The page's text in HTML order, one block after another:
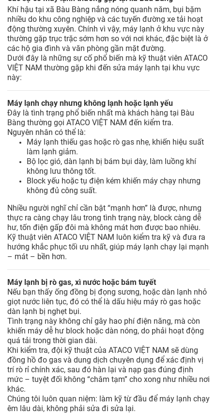
Khí hậu tại xã Bàu Bàng nắng nóng quanh năm, bụi bặm
nhiều do khu công nghiệp và các tuyến đường xe tải hoạt
động thường xuyên. Chính vì vậy, máy lạnh ở khu vực này
thường gặp trục trặc sớm hơn so với nơi khác, đặc biệt là ở
các hộ gia đình và văn phòng gần mặt đường.
Dưới đây là những sự cố phổ biến mà kỹ thuật viên ATACO
VIỆT NAM thường gặp khi đến sửa máy lạnh tại khu vực
này:
Máy lạnh chạy nhưng không lạnh hoặc lạnh yếu
Đây là tình trạng phổ biến nhất mà khách hàng tại Bàu
Bàng thường gọi ATACO VIỆT NAM đến kiểm tra.
Nguyên nhân có thể là:
Máy lạnh thiếu gas hoặc rò gas nhẹ, khiến hiệu suất
làm lạnh giảm.
Bộ lọc gió, dàn lạnh bị bám bụi dày, làm luồng khí
không lưu thông tốt.
Block yếu hoặc tụ điện kém khiến máy chạy nhưng
không đủ công suất.
Nhiều người nghĩ chỉ cần bật “mạnh hơn” là được, nhưng
thực ra càng chạy lâu trong tình trạng này, block càng dễ
hư, tốn điện gấp đôi mà không mát hơn được bao nhiêu.
Kỹ thuật viên ATACO VIỆT NAM luôn kiểm tra kỹ và đưa ra
hướng khắc phục tối ưu nhất, giúp máy lạnh chạy lại mạnh
– mát – bền hơn.
Máy lạnh bị rò gas, xì nước hoặc bám tuyết
Nếu bạn thấy ống đồng bị đọng sương, hoặc dàn lạnh nhỏ
giọt nước liên tục, đó có thể là dấu hiệu máy rò gas hoặc
dàn lạnh bị nghẹt bụi.
Tình trạng này không chỉ gây hao phí điện năng, mà còn
khiến máy dễ hư block hoặc dàn nóng, do phải hoạt động
quá tải trong thời gian dài.
Khi kiểm tra, đội kỹ thuật của ATACO VIỆT NAM sẽ dùng
đồng hồ đo gas và dung dịch chuyên dụng để xác định vị
trí rò rỉ chính xác, sau đó hàn lại và nạp gas đúng định
mức – tuyệt đối không “châm tạm” cho xong như nhiều nơi
khác.
Chúng tôi luôn quan niệm: làm kỹ từ đầu để máy lạnh chạy
êm lâu dài, không phải sửa đi sửa lại.